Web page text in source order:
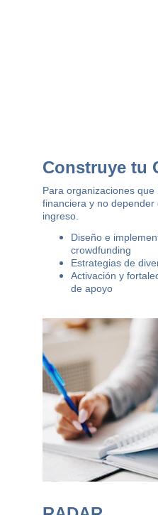
Construye tu
Para organizaciones
financiera y no
ingreso.
Diseño e
crowdfunding
Estrategias de
Activación y
de apoyo